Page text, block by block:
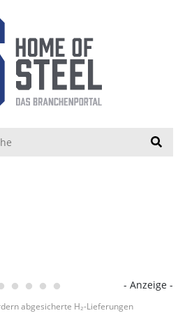
- Anzeige -
abgesicherte H₂-Lieferungen